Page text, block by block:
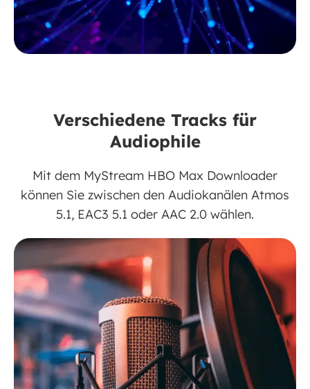
Verschiedene Tracks für
Audiophile
Mit dem MyStream HBO Max Downloader
können Sie zwischen den Audiokanälen Atmos
5.1, EAC3 5.1 oder AAC 2.0 wählen.